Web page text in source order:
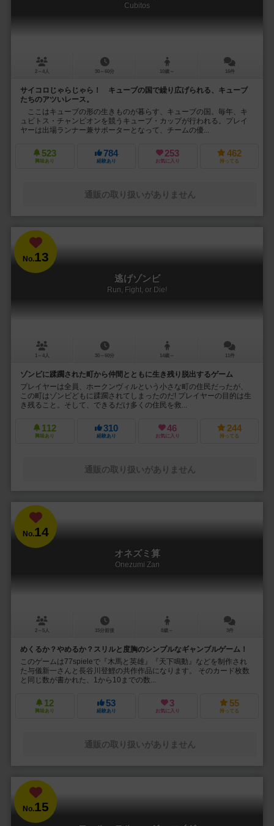
Cubitos
2～4人 30～60分 10歳～ 16件
サイコロじゃらじゃら！ キューブの国で繰り広げられる、キューブ
たちのアツいレース。
ここはキューブの形の生きものが暮らす、キューブの国。毎年、キ
ュビトス・チャンピオンを競うキューブ・カップが行われる。プレイ
ヤーは出場ランナー兼サポーターとなって、チームの優...
523
興味あり
784
経験あり
253
お気に入り
462
持ってる
通販の取り扱いがありません
No.13
逃げゾンビ
Run, Fight, or Die!
1～4人 30～60分 14歳～ 11件
ゾンビに蹂躙された町から仲間とともに生き残り脱出するゲーム
プレイヤーは全員、ホークンヴィルという小さな町の住民だったが、
この町はゾンビどもに蹂躙されてしまったのだ! プレイヤーの目的は生
き残ること。そして、できるだけ多くの住民を救...
112
興味あり
310
経験あり
46
お気に入り
244
持ってる
通販の取り扱いがありません
No.14
オネズミ算
Onezumi Zan
2～5人 15分前後 8歳～ 3件
めくるか？やめるか？スリルと度胸のシンプルなギャンブルゲーム！
このゲームは77spieleで『木馬と英雄』『天下鳴動』などを制作され
た与儀新一さんと長谷川登鯉の共作作品になります。 そのカード枚数
と同じ数が書かれた、1から10までの数...
12
興味あり
53
経験あり
3
お気に入り
55
持ってる
通販の取り扱いがありません
No.15